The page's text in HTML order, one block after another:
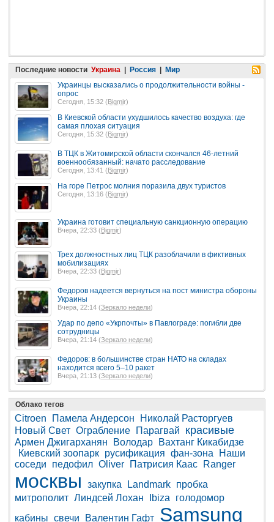
Последние новости Украина | Россия | Мир
Украинцы высказались о продолжительности войны -
опрос
Сегодня, 15:32 (Bigmir)
В Киевской области ухудшилось качество воздуха: где
самая плохая ситуация
Сегодня, 15:32 (Bigmir)
В ТЦК в Житомирской области скончался 46-летний
военнообязанный: начато расследование
Сегодня, 13:41 (Bigmir)
На горе Петрос молния поразила двух туристов
Сегодня, 13:16 (Bigmir)
Украина готовит специальную санкционную операцию
Вчера, 22:33 (Bigmir)
Трех должностных лиц ТЦК разоблачили в фиктивных
мобилизациях
Вчера, 22:33 (Bigmir)
Федоров надеется вернуться на пост министра обороны
Украины
Вчера, 22:14 (Зеркало недели)
Удар по депо «Укрпочты» в Павлограде: погибли две
сотрудницы
Вчера, 21:14 (Зеркало недели)
Федоров: в большинстве стран НАТО на складах
находится всего 5–10 ракет
Вчера, 21:13 (Зеркало недели)
Облако тегов
Citroen Памела Андерсон
Николай Расторгуев
Новый Свет Ограбление Парагвай красивые
Армен Джигарханян Володар
Вахтанг Кикабидзе
Киевский зоопарк русификация фан-зона
Наши
соседи
педофил Oliver Патрисия Каас Ranger
москвы закупка Landmark пробка
митрополит Линдсей Лохан Ibiza
голодомор
кабины свечи Валентин Гафт Samsung